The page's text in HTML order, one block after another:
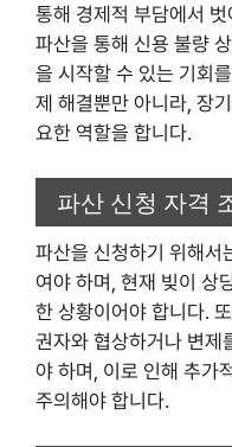
통해 경제적 부담에서
파산을 통해 신용 불량
을 시작할 수 있는 기회
제 해결뿐만 아니라, 장
요한 역할을 합니다.
파산 신청 자격
파산을 신청하기 위해서
여야 하며, 현재 빚이 상
한 상황이어야 합니다.
권자와 협상하거나 변제
야 하며, 이로 인해 추가
주의해야 합니다.